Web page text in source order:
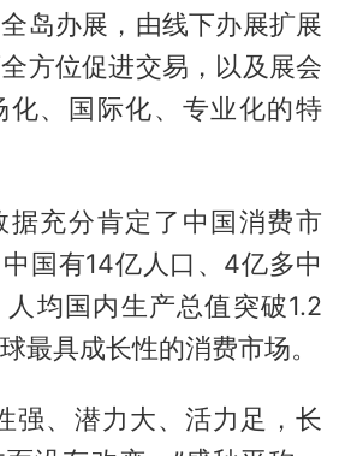
岛办展，由线下办展扩展
方位促进交易，以及展会
化、国际化、专业化的特
据充分肯定了中国消费市
国有14亿人口、4亿多中
均国内生产总值突破1.2
最具成长性的消费市场。
强、潜力大、活力足，长